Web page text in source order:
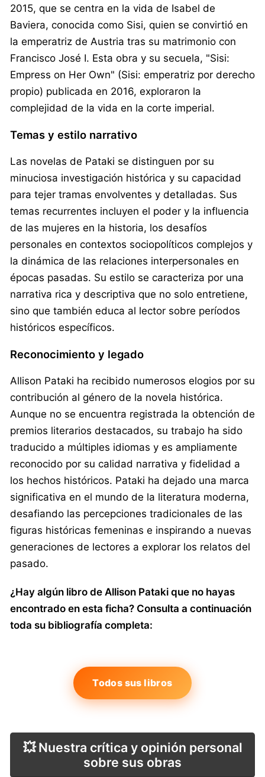
2015, que se centra en la vida de Isabel de
Baviera, conocida como Sisi, quien se convirtió en
la emperatriz de Austria tras su matrimonio con
Francisco José I. Esta obra y su secuela, "Sisi:
Empress on Her Own" (Sisi: emperatriz por derecho
propio) publicada en 2016, exploraron la
complejidad de la vida en la corte imperial.
Temas y estilo narrativo
Las novelas de Pataki se distinguen por su
minuciosa investigación histórica y su capacidad
para tejer tramas envolventes y detalladas. Sus
temas recurrentes incluyen el poder y la influencia
de las mujeres en la historia, los desafíos
personales en contextos sociopolíticos complejos y
la dinámica de las relaciones interpersonales en
épocas pasadas. Su estilo se caracteriza por una
narrativa rica y descriptiva que no solo entretiene,
sino que también educa al lector sobre períodos
históricos específicos.
Reconocimiento y legado
Allison Pataki ha recibido numerosos elogios por su
contribución al género de la novela histórica.
Aunque no se encuentra registrada la obtención de
premios literarios destacados, su trabajo ha sido
traducido a múltiples idiomas y es ampliamente
reconocido por su calidad narrativa y fidelidad a
los hechos históricos. Pataki ha dejado una marca
significativa en el mundo de la literatura moderna,
desafiando las percepciones tradicionales de las
figuras históricas femeninas e inspirando a nuevas
generaciones de lectores a explorar los relatos del
pasado.
¿Hay algún libro de Allison Pataki que no hayas
encontrado en esta ficha? Consulta a continuación
toda su bibliografía completa:
Todos sus libros
💥 Nuestra crítica y opinión personal
sobre sus obras